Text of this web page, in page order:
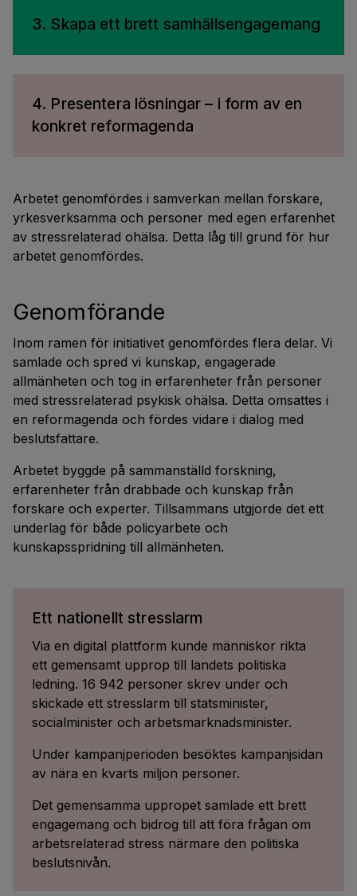
3. Skapa ett brett samhällsengagemang
4. Presentera lösningar – i form av en
konkret reformagenda
Arbetet genomfördes i samverkan mellan forskare,
yrkesverksamma och personer med egen erfarenhet
av stressrelaterad ohälsa. Detta låg till grund för hur
arbetet genomfördes.
Genomförande
Inom ramen för initiativet genomfördes flera delar. Vi
samlade och spred vi kunskap, engagerade
allmänheten och tog in erfarenheter från personer
med stressrelaterad psykisk ohälsa. Detta omsattes i
en reformagenda och fördes vidare i dialog med
beslutsfattare.
Arbetet byggde på sammanställd forskning,
erfarenheter från drabbade och kunskap från
forskare och experter. Tillsammans utgjorde det ett
underlag för både policyarbete och
kunskapsspridning till allmänheten.
Ett nationellt stresslarm
Via en digital plattform kunde människor rikta
ett gemensamt upprop till landets politiska
ledning. 16 942 personer skrev under och
skickade ett stresslarm till statsminister,
socialminister och arbetsmarknadsminister.
Under kampanjperioden besöktes kampanjsidan
av nära en kvarts miljon personer.
Det gemensamma uppropet samlade ett brett
engagemang och bidrog till att föra frågan om
arbetsrelaterad stress närmare den politiska
beslutsnivån.